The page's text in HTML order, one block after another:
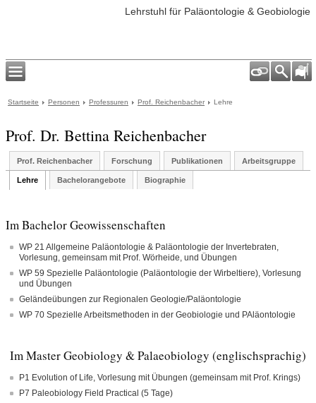
Lehrstuhl für Paläontologie & Geobiologie
Startseite Personen Professuren Prof. Reichenbacher Lehre
Prof. Dr. Bettina Reichenbacher
Prof. Reichenbacher Forschung Publikationen Arbeitsgruppe
Lehre Bachelorangebote Biographie
Im Bachelor Geowissenschaften
WP 21 Allgemeine Paläontologie & Paläontologie der Invertebraten,
Vorlesung, gemeinsam mit Prof. Wörheide, und Übungen
WP 59 Spezielle Paläontologie (Paläontologie der Wirbeltiere), Vorlesung
und Übungen
Geländeübungen zur Regionalen Geologie/Paläontologie
WP 70 Spezielle Arbeitsmethoden in der Geobiologie und PAläontologie
Im Master Geobiology & Palaeobiology (englischsprachig)
P1 Evolution of Life, Vorlesung mit Übungen (gemeinsam mit Prof. Krings)
P7 Paleobiology Field Practical (5 Tage)